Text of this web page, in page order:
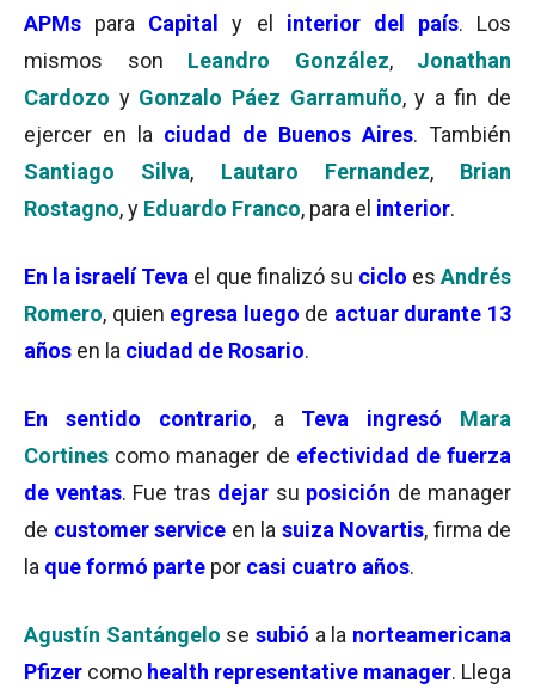
APMs para Capitaly el interior del país. Los
mismos son Leandro González,
Jonathan
Cardozo y Gonzalo Páez Garramuño, y a fin de
ejercer en la ciudad de Buenos Aires. También
Santiago Silva, Lautaro Fernandez,Brian
Rostagno, y Eduardo Franco, para el interior.
En la israelí Teva el que finalizó su ciclo es Andrés
Romero, quien egresa luego de actuar durante 13
años en la ciudad de Rosario.
En sentido contrario, a Teva ingresó
Mara
Cortines como manager de efectividad de fuerza
de ventas. Fue tras dejar su posición de manager
de customer service en la suiza Novartis, firma de
la que formó parte por casi cuatro años.
Agustín Santángelo sesubió a la norteamericana
Pfizer como health representative manager. Llega